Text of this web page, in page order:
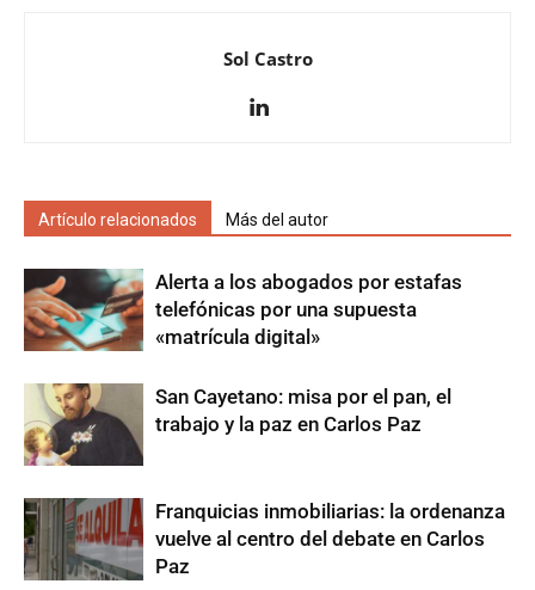
Sol Castro
Artículo relacionados Más del autor
Alerta a los abogados por estafas
telefónicas por una supuesta
«matrícula digital»
San Cayetano: misa por el pan, el
trabajo y la paz en Carlos Paz
Franquicias inmobiliarias: la ordenanza
vuelve al centro del debate en Carlos
Paz